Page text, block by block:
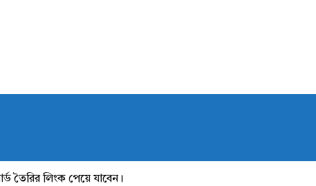
তৈরির লিংক পেয়ে যাবেন।